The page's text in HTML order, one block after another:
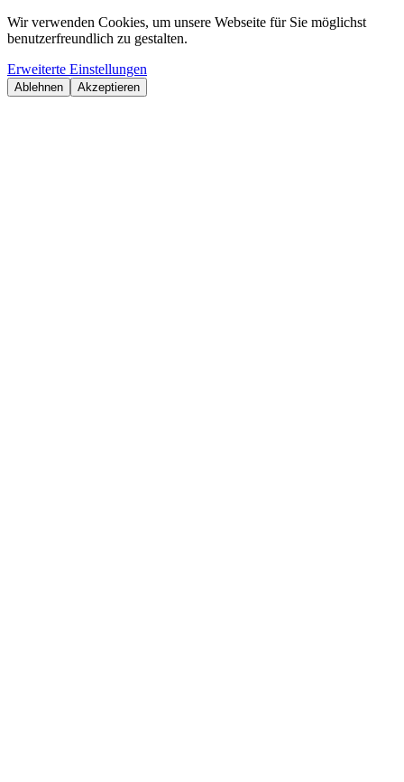
Wir verwenden Cookies, um unsere Webseite für Sie möglichst
benutzerfreundlich zu gestalten.
Erweiterte Einstellungen
Ablehnen Akzeptieren